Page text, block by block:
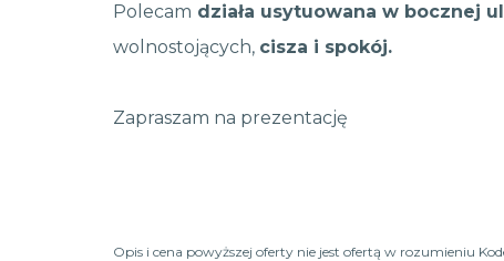
Polecam działa usytuowana w bocznej
wolnostojących, cisza i spokój.
Zapraszam na prezentację
Opis i cena powyższej oferty nie jest ofertą w rozumieniu